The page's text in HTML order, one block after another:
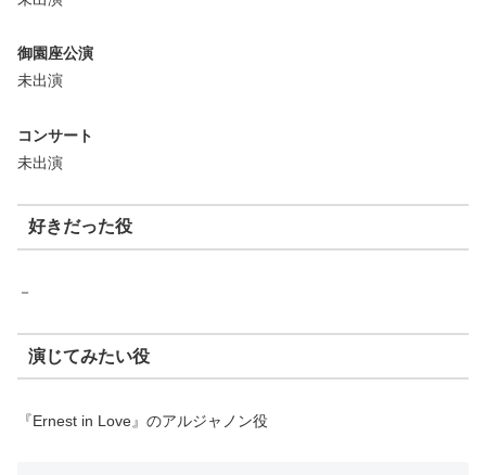
御園座公演
未出演
コンサート
未出演
好きだった役
－
演じてみたい役
『Ernest in Love』のアルジャノン役